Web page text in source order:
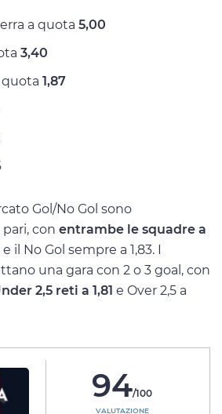
a quota 5,00
3,40
quota 1,87
Gol/No Gol sono
con entrambe le squadre a
e il No Gol sempre a 1,83. I
una gara con 2 o 3 goal, con
2,5 reti a 1,81 e Over 2,5 a
94/100
VALUTAZIONE